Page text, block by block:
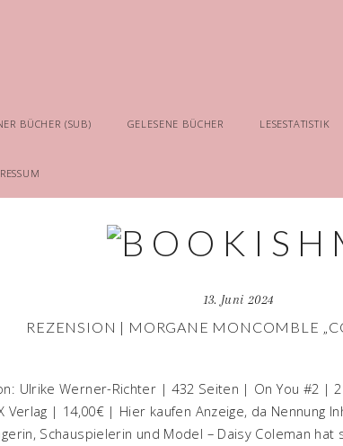
BÜCHER (SUB) GELESENE BÜCHER LESESTATISTIK
13. Juni 2024
REZENSION | MORGANE MONCOMBLE
Ulrike Werner-Richter | 432 Seiten | On You #2 |
Verlag | 14,00€ | Hier kaufen Anzeige, da Nennung
Schauspielerin und Model – Daisy Coleman hat